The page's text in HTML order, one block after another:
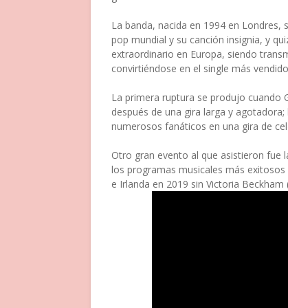
La banda, nacida en 1994 en
pop mundial y su canción insignia, y
extraordinario en Europa, siendo
convirtiéndose en el single más
La primera ruptura se produjo cuando
después de una gira larga y
numerosos fanáticos en una gira de
Otro gran evento al que asistieron fue
los programas musicales más
e Irlanda en 2019 sin Victoria